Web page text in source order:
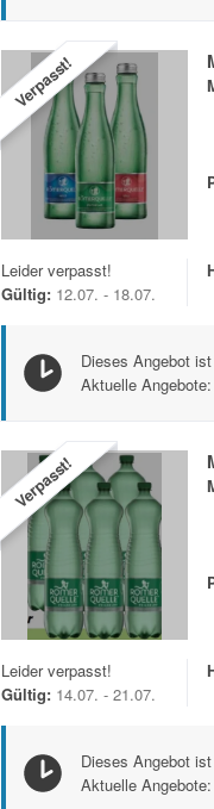
Verpasst!
Leider verpasst!
Gültig: 12.07. - 18.07.
Dieses Angebot
Aktuelle Angebote:
Verpasst!
Leider verpasst!
Gültig: 14.07. - 21.07.
Dieses Angebot
Aktuelle Angebote: